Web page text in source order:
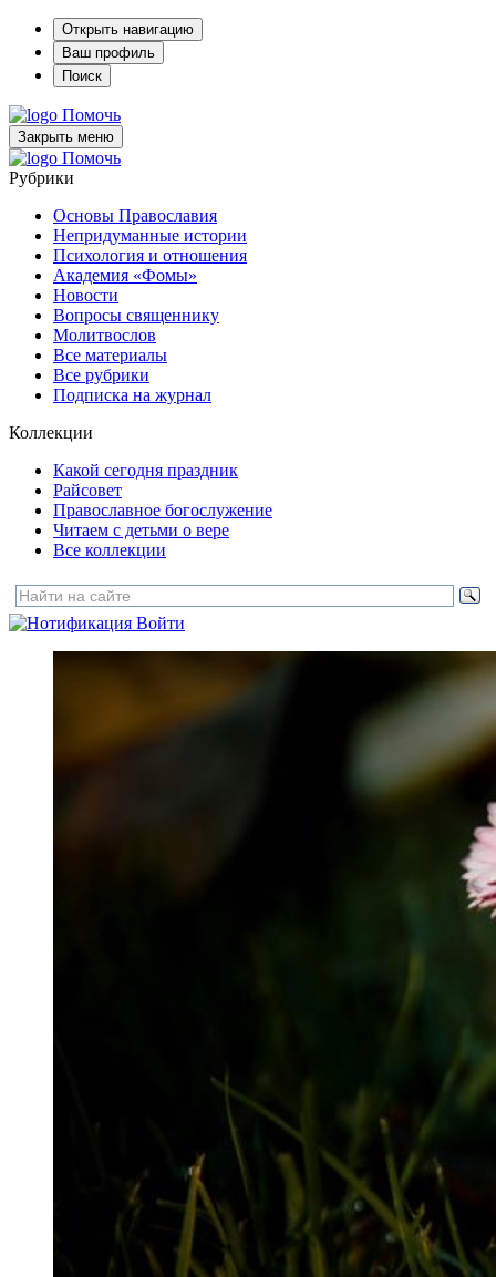
Открыть навигацию
Ваш профиль
Поиск
Помочь
Закрыть меню
Помочь
Рубрики
Основы Православия
Непридуманные истории
Психология и отношения
Академия «Фомы»
Новости
Вопросы священнику
Молитвослов
Все материалы
Все рубрики
Подписка на журнал
Коллекции
Какой сегодня праздник
Райсовет
Православное богослужение
Читаем с детьми о вере
Все коллекции
Войти